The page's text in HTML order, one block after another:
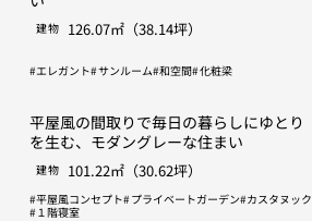
建物 126.07㎡（38.14坪）
エレガント サンルーム 和空間 化粧梁
平屋風の間取りで毎日の暮らしにゆとり
を生む、モダングレーな住まい
建物 101.22㎡（30.62坪）
平屋風コンセプト プライベートガーデン カスタヌック
１階寝室